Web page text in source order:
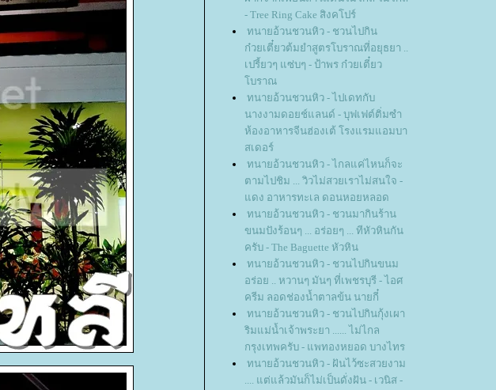
- Tree Ring Cake สิงคโปร์
ทนายอ้วนชวนหิว - ชวนไปกิน
ก๋วยเตี๋ยวต้มยำสูตรโบราณที่อยุธยา ..
เปรี้ยวๆ แซ่บๆ - ป้าพร ก๋วยเตี๋ยว
บราณ
ทนายอ้วนชวนหิว - ไปเดทกับ
นางงามดอยช์แลนด์ - บุฟเฟต์ติ่มซำ
ห้องอาหารจีนฮ่องเต้ โรงแรมแอมบา
สเดอร์
ทนายอ้วนชวนหิว - ไกลแค่ไหนก็จะ
ตามไปชิม ... วิวไม่สวยเราไม่สนใจ -
ดง อาหารทะเล ดอนหอยหลอด
ทนายอ้วนชวนหิว - ชวนมากินร้าน
ขนมปังร้อนๆ ... อร่อยๆ ... ทีหัวหินกัน
ครับ - The Baguette หัวหิน
ทนายอ้วนชวนหิว - ชวนไปกินขนม
อร่อย .. หวานๆ มันๆ ที่เพชรบุรี - ไอศ
ครีม ลอดช่องน้ำตาลข้น นายกี๋
ทนายอ้วนชวนหิว - ชวนไปกินกุ้งเผา
ริมแม่น้ำเจ้าพระยา ...... ไม่ไกล
กรุงเทพครับ - แพทองหยอด บางไทร
ทนายอ้วนชวนหิว - ฝันไว้ซะสวยงาม
.... แต่แล้วมันก็ไม่เป็นดั่งฝัน - เวนิส -